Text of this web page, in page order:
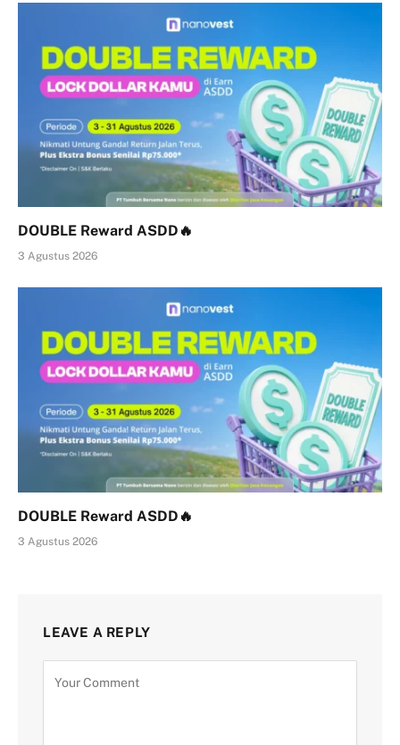
DOUBLE Reward ASDD🔥
3 Agustus 2026
DOUBLE Reward ASDD🔥
3 Agustus 2026
LEAVE A REPLY